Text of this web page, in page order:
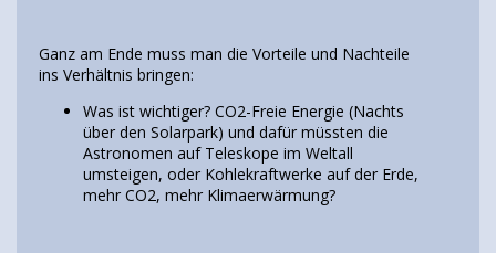
Ganz am Ende muss man die Vorteile und Nachteile
ins Verhältnis bringen:
Was ist wichtiger? CO2-Freie Energie (Nachts
über den Solarpark) und dafür müssten die
Astronomen auf Teleskope im Weltall
umsteigen, oder Kohlekraftwerke auf der Erde,
mehr CO2, mehr Klimaerwärmung?